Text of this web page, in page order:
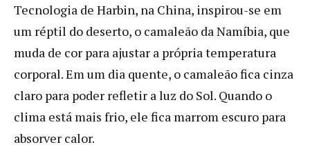
Tecnologia de Harbin, na China, inspirou-se em
um réptil do deserto, o camaleão da Namíbia, que
muda de cor para ajustar a própria temperatura
corporal. Em um dia quente, o camaleão fica cinza
claro para poder refletir a luz do Sol. Quando o
clima está mais frio, ele fica marrom escuro para
absorver calor.